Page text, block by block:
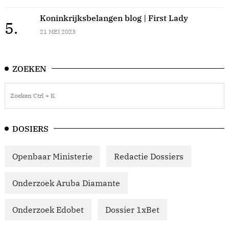
5.
Koninkrijksbelangen blog | First Lady
21 MEI 2023
ZOEKEN
DOSIERS
Openbaar Ministerie Redactie Dossiers
Onderzoek Aruba Diamante
Onderzoek Edobet Dossier 1xBet